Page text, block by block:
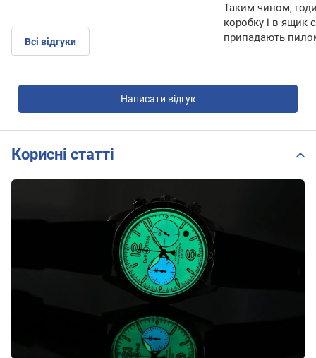
Всі відгуки
Таким чином,
коробку і в ящик
припадають
Написати відгук
Корисні статті